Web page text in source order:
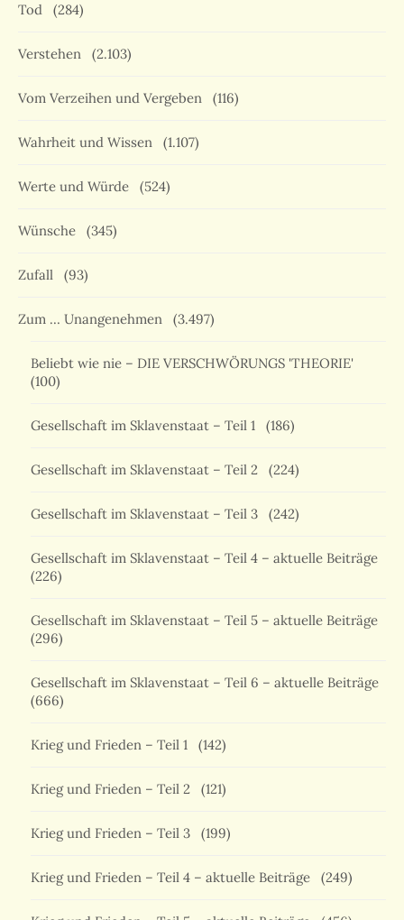
Tod (284)
Verstehen (2.103)
Vom Verzeihen und Vergeben (116)
Wahrheit und Wissen (1.107)
Werte und Würde (524)
Wünsche (345)
Zufall (93)
Zum … Unangenehmen (3.497)
Beliebt wie nie – DIE VERSCHWÖRUNGS 'THEORIE'
(100)
Gesellschaft im Sklavenstaat – Teil 1 (186)
Gesellschaft im Sklavenstaat – Teil 2 (224)
Gesellschaft im Sklavenstaat – Teil 3 (242)
Gesellschaft im Sklavenstaat – Teil 4 – aktuelle Beiträge
(226)
Gesellschaft im Sklavenstaat – Teil 5 – aktuelle Beiträge
(296)
Gesellschaft im Sklavenstaat – Teil 6 – aktuelle Beiträge
(666)
Krieg und Frieden – Teil 1 (142)
Krieg und Frieden – Teil 2 (121)
Krieg und Frieden – Teil 3 (199)
Krieg und Frieden – Teil 4 – aktuelle Beiträge (249)